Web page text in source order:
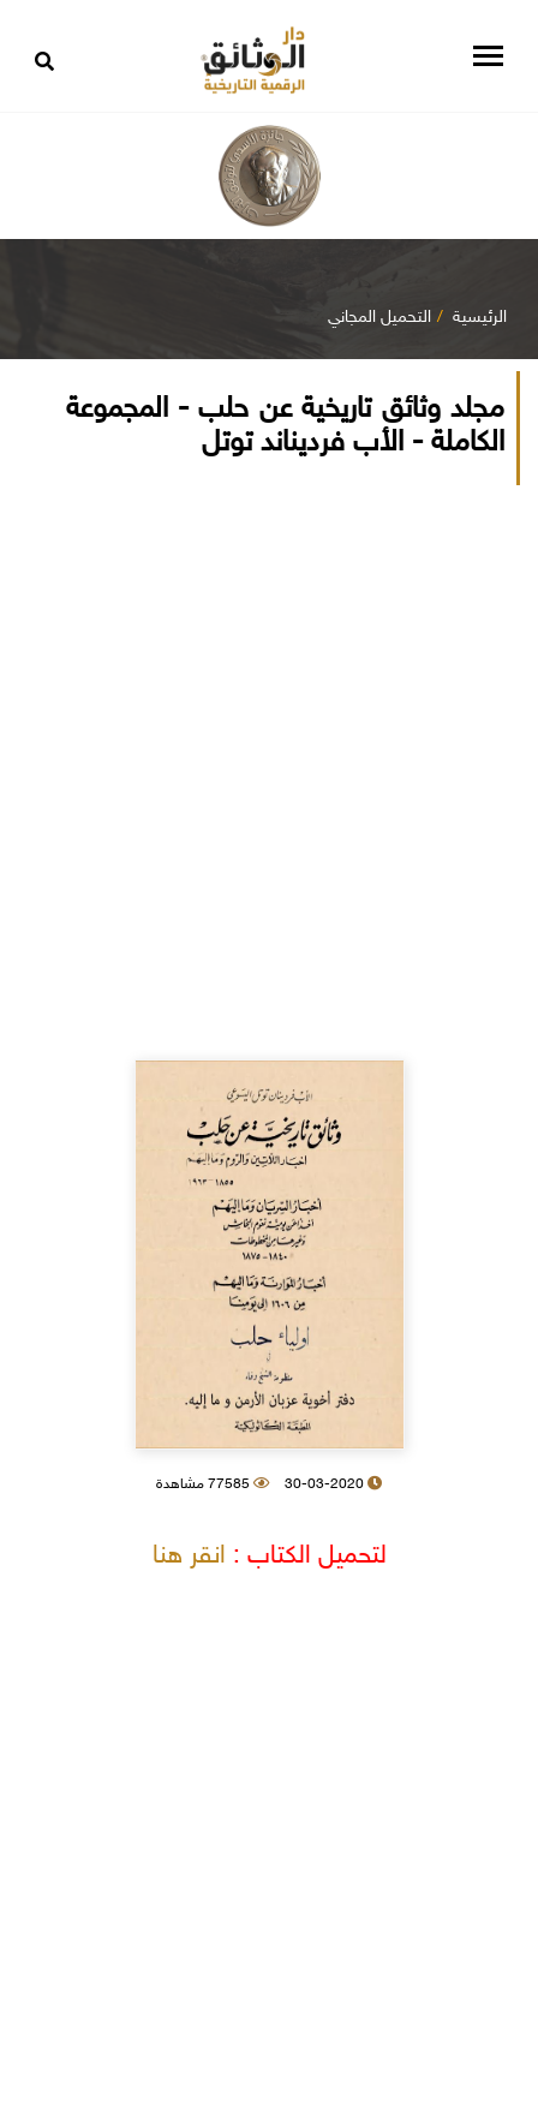
الرئيسية التحميل المجاني
مجلد وثائق تاريخية عن حلب - المجموعة
الكاملة - الأب فرديناند توتل
30-03-2020 77585 مشاهدة
لتحميل الكتاب :انقر هنا